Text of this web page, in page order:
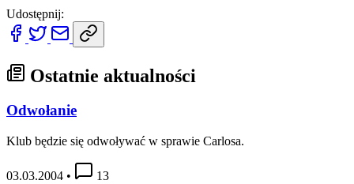
Udostępnij:
Ostatnie aktualności
Odwołanie
Klub będzie się odwoływać w sprawie Carlosa.
03.03.2004 • 13